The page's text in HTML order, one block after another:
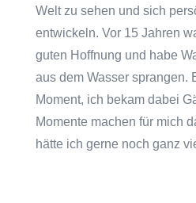
Welt zu sehen und sich
entwickeln. Vor 15 Jahren
guten Hoffnung und habe
aus dem Wasser sprangen.
Moment, ich bekam dabei
Momente machen für mich
hätte ich gerne noch ganz